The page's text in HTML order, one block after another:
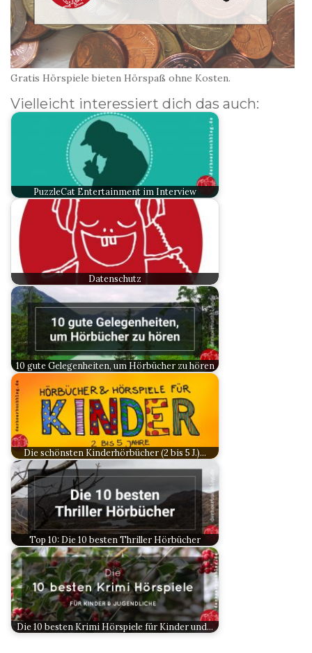
Gratis Hörspiele bieten Hörspaß ohne Kosten.
Vielleicht interessiert dich das auch:
PuzzleCat Entertainment im Interview
Datenschutz
10 gute Gelegenheiten, um Hörbücher zu hören
Die schönsten Kinderhörbücher (2 bis 5 J.)…
Top 10: Die 10 besten Thriller Hörbücher
Die 10 besten Krimi Hörspiele für Kinder und…